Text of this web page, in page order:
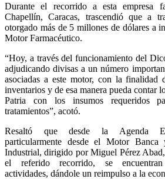
Durante el recorrido a esta empresa
Chapellín, Caracas, trascendió que a
otorgado más de 5 millones de dólares a
Motor Farmacéutico.
“Hoy, a través del funcionamiento del
adjudicando divisas a un número
asociadas a este motor, con la finalidad
inventarios y de esa manera pueda contar
Patria con los insumos requeridos
tratamientos”, acotó.
Resaltó que desde la Agenda
particularmente desde el Motor
Industrial, dirigido por Miguel Pérez
el referido recorrido, se encuentran
actividades, dándole un reimpulso a la